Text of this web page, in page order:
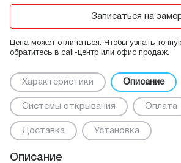
Записаться на
Цена может отличаться. Чтобы узнать
обратитесь в call-центр или офис продаж.
Характеристики Описание
Системы открывания Оплата
Доставка Установка
Описание